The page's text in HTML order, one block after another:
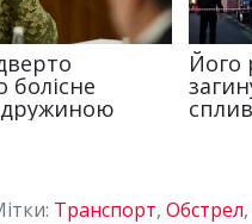
Транспорт, Обстрел,